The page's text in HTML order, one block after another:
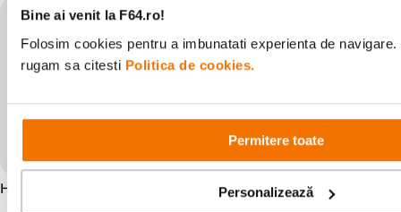
Bine ai venit la F64.ro!
Folosim cookies pentru a imbunatati experienta de
rugam sa citesti Politica de cookies.
Permitere toate
Personalizează
Hoya UX II Filtru UV 43mm
Hoya UX II Filtru Polarizare